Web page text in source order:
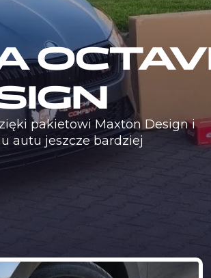
pakietowi Maxton Design i
autu jeszcze bardziej